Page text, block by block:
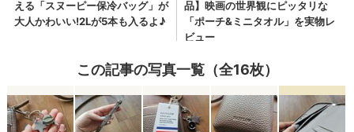
この記事の写真一覧（全16枚）